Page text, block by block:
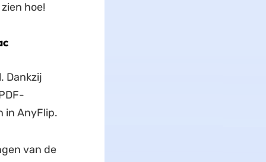
hoe!
Dankzij
in AnyFlip.
van de